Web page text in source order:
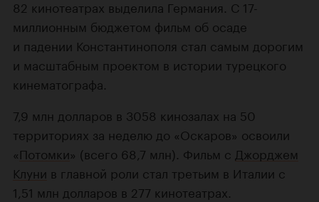
82 кинотеатрах выделила Германия. С 17-
миллионным бюджетом фильм об осаде
и падении Константинополя стал самым дорогим
и масштабным проектом в истории турецкого
кинематографа.
7,9 млн долларов в 3058 кинозалах на 50
территориях за неделю до «Оскаров» освоили
«Потомки» (всего 68,7 млн). Фильм с Джорджем
Клуни в главной роли стал третьим в Италии с
1,51 млн долларов в 277 кинотеатрах.